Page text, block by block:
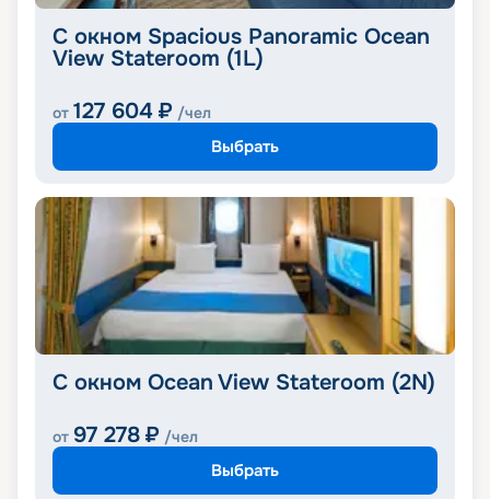
С окном Spacious Panoramic Ocean
View Stateroom (1L)
от 127 604 ₽ /чел
Выбрать
С окном Ocean View Stateroom (2N)
от 97 278 ₽ /чел
Выбрать